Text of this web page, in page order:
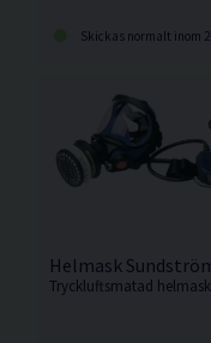
Skickas normalt inom 2-5
Helmask